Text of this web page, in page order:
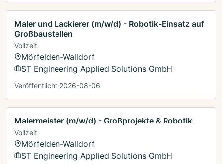
Maler und Lackierer (m/w/d) - Robotik-Einsatz auf
Großbaustellen
Vollzeit
Mörfelden-Walldorf
ST Engineering Applied Solutions GmbH
Veröffentlicht 2026-08-06
Malermeister (m/w/d) - Großprojekte & Robotik
Vollzeit
Mörfelden-Walldorf
ST Engineering Applied Solutions GmbH